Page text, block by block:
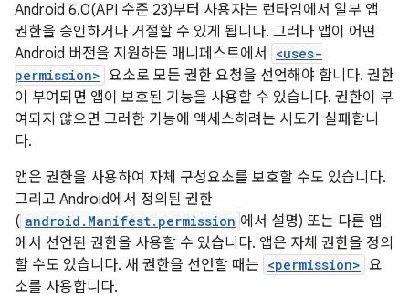
Android 6.0(API 수준 23)부터 사용자는 런타임에서 일부 앱
권한을 승인하거나 거절할 수 있게 됩니다. 그러나 앱이 어떤
Android 버전을 지원하든 매니페스트에서
<uses-
permission> 요소로 모든 권한 요청을 선언해야 합니다. 권한
이 부여되면 앱이 보호된 기능을 사용할 수 있습니다. 권한이 부
여되지 않으면 그러한 기능에 액세스하려는 시도가 실패합니
다.
앱은 권한을 사용하여 자체 구성요소를 보호할 수도 있습니다.
그리고 Android에서 정의된 권한
( android.Manifest.permission 에서 설명) 또는 다른 앱
에서 선언된 권한을 사용할 수 있습니다. 앱은 자체 권한을 정의
할 수도 있습니다. 새 권한을 선언할 때는 <permission> 요
소를 사용합니다.